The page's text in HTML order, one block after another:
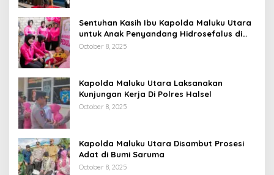
Sentuhan Kasih Ibu Kapolda Maluku Utara
untuk Anak Penyandang Hidrosefalus di
Desa Babang
October 8, 2025
Kapolda Maluku Utara Laksanakan
Kunjungan Kerja Di Polres Halsel
October 8, 2025
Kapolda Maluku Utara Disambut Prosesi
Adat di Bumi Saruma
October 8, 2025